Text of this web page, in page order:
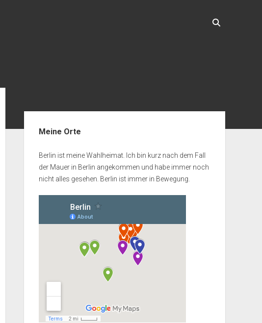
Meine Orte
Berlin ist meine Wahlheimat. Ich bin kurz nach dem Fall
der Mauer in Berlin angekommen und habe immer noch
nicht alles gesehen. Berlin ist immer in Bewegung.